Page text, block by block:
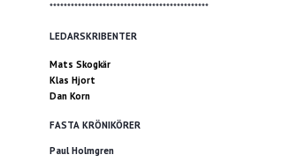
*********************************************
LEDARSKRIBENTER
Mats Skogkär
Klas Hjort
Dan Korn
FASTA KRÖNIKÖRER
Paul Holmgren